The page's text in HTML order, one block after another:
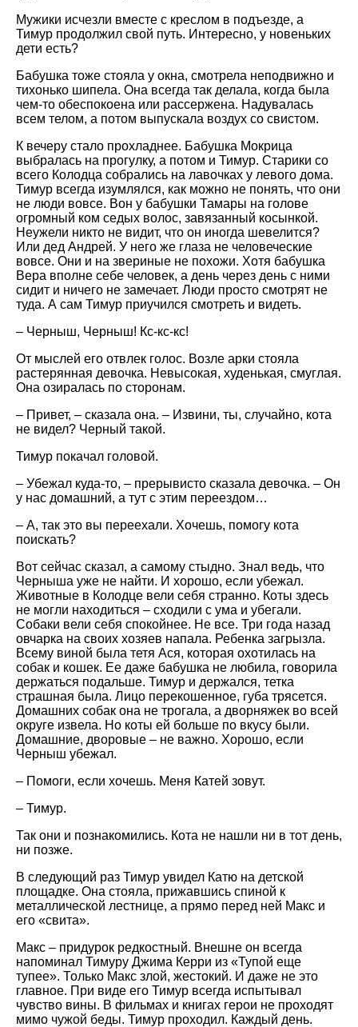
Мужики исчезли вместе с креслом в подъезде, а
Тимур продолжил свой путь. Интересно, у новеньких
дети есть?
Бабушка тоже стояла у окна, смотрела неподвижно и
тихонько шипела. Она всегда так делала, когда была
чем-то обеспокоена или рассержена. Надувалась
всем телом, а потом выпускала воздух со свистом.
К вечеру стало прохладнее. Бабушка Мокрица
выбралась на прогулку, а потом и Тимур. Старики со
всего Колодца собрались на лавочках у левого дома.
Тимур всегда изумлялся, как можно не понять, что они
не люди вовсе. Вон у бабушки Тамары на голове
огромный ком седых волос, завязанный косынкой.
Неужели никто не видит, что он иногда шевелится?
Или дед Андрей. У него же глаза не человеческие
вовсе. Они и на звериные не похожи. Хотя бабушка
Вера вполне себе человек, а день через день с ними
сидит и ничего не замечает. Люди просто смотрят не
туда. А сам Тимур приучился смотреть и видеть.
– Черныш, Черныш! Кс-кс-кс!
От мыслей его отвлек голос. Возле арки стояла
растерянная девочка. Невысокая, худенькая, смуглая.
Она озиралась по сторонам.
– Привет, – сказала она. – Извини, ты, случайно, кота
не видел? Черный такой.
Тимур покачал головой.
– Убежал куда-то, – прерывисто сказала девочка. – Он
у нас домашний, а тут с этим переездом…
– А, так это вы переехали. Хочешь, помогу кота
поискать?
Вот сейчас сказал, а самому стыдно. Знал ведь, что
Черныша уже не найти. И хорошо, если убежал.
Животные в Колодце вели себя странно. Коты здесь
не могли находиться – сходили с ума и убегали.
Собаки вели себя спокойнее. Не все. Три года назад
овчарка на своих хозяев напала. Ребенка загрызла.
Всему виной была тетя Ася, которая охотилась на
собак и кошек. Ее даже бабушка не любила, говорила
держаться подальше. Тимур и держался, тетка
страшная была. Лицо перекошенное, губа трясется.
Домашних собак она не трогала, а дворняжек во всей
округе извела. Но коты ей больше по вкусу были.
Домашние, дворовые – не важно. Хорошо, если
Черныш убежал.
– Помоги, если хочешь. Меня Катей зовут.
– Тимур.
Так они и познакомились. Кота не нашли ни в тот день,
ни позже.
В следующий раз Тимур увидел Катю на детской
площадке. Она стояла, прижавшись спиной к
металлической лестнице, а прямо перед ней Макс и
его «свита».
Макс – придурок редкостный. Внешне он всегда
напоминал Тимуру Джима Керри из «Тупой еще
тупее». Только Макс злой, жестокий. И даже не это
главное. При виде его Тимур всегда испытывал
чувство вины. В фильмах и книгах герои не проходят
мимо чужой беды. Тимур проходил. Каждый день.